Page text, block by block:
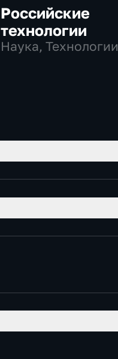
Российские
технологии
Наука, Технологии